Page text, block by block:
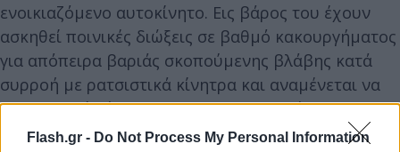
Flash.gr - Do Not Process My Personal Information
ενοικιαζόμενο αυτοκίνητο. Εις βάρος του έχουν
ασκηθεί ποινικές διώξεις σε βαθμό κακουργήματος
για απόπειρα βαριάς σκοπούμενης βλάβης κατά
συρροή με ρατσιστικά κίνητρα και αναμένεται να
απολογηθεί αύριο στις 12.30 το μεσημέρι.